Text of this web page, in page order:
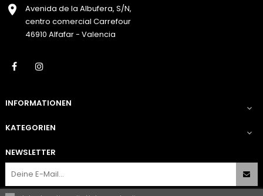
Avenida de la Albufera, S/N,
centro comercial Carrefour
46910 Alfafar - Valencia
Facebook
INFORMATIONEN 
KATEGORIEN 
NEWSLETTER